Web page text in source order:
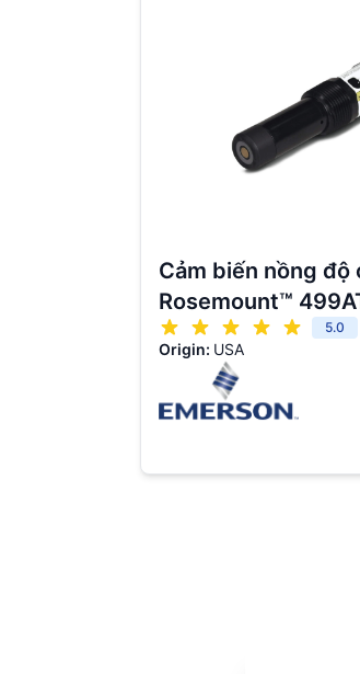
Cảm biến nồng độ
Rosemount™
5.0
Origin: USA